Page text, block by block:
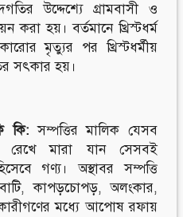
উদ্দেশ্যে গ্রামবাসী ও
করা হয়। বর্তমানে খ্রিস্টধর্ম
মৃত্যুর পর খ্রিস্টধর্মীয়
সৎকার হয়।
কি: সম্পত্তির মালিক যেসব
রেখে মারা যান সেসবই
গণ্য। অস্থাবর সম্পত্তি
কাপড়চোপড়, অলংকার,
মধ্যে আপোষ রফায়